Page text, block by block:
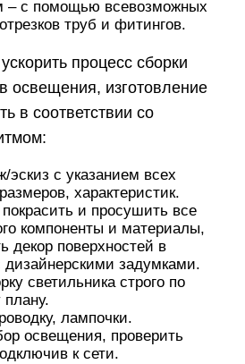
– с помощью всевозможных
труб и фитингов.
процесс сборки
освещения, изготовление
в соответствии со
эскиз с указанием всех
характеристик.
и просушить все
компоненты и материалы,
декор поверхностей в
дизайнерскими задумками.
светильника строго по
лампочки.
освещения, проверить
к сети.